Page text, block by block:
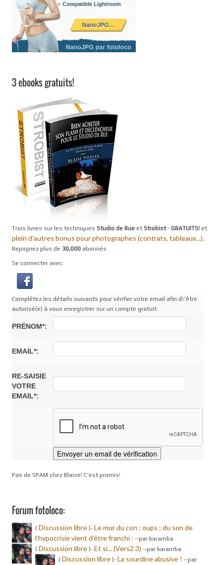
3 ebooks gratuits!
Trois livres sur les techniques Studio de Rue et Strobist- GRATUITS! et
plein d'autres bonus pour photographes (contrats, tableaux...).
Rejoignez plus de 30,000 abonnés
Se connecter avec:
Complétez les détails suivants pour vérifier votre email afin d\'être
autorisé(e) à vous enregistrer sur un compte gratuit.
PRÉNOM*:
EMAIL*:
RE-SAISIE
VOTRE
EMAIL*:
Pas de SPAM chez Blaise! C'est promis!
Forum fotoloco:
( Discussion libre )- Le mur du con ; oups ; du son de
l’hypocrisie vient d’être franchi : --par karamba
( Discussion libre )- Et si... (Vers2.3) --par karamba
( Discussion libre )- La sourdine abusive ! --par